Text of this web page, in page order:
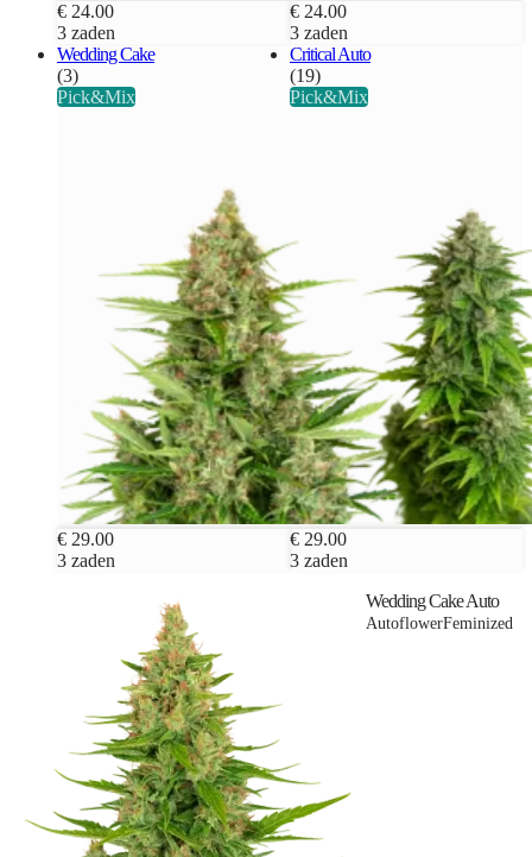
€ 24.00
3 zaden
€ 24.00
3 zaden
Wedding Cake
(3)
Pick&Mix
€ 29.00
3 zaden
Critical Auto
(19)
Pick&Mix
€ 29.00
3 zaden
Wedding Cake Auto
AutoflowerFeminized